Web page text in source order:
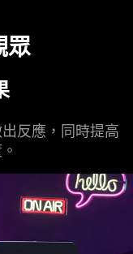
眾
反應，同時提高